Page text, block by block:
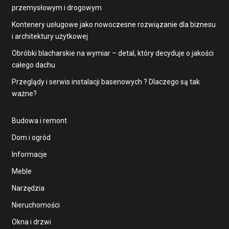
przemysłowym i drogowym
Kontenery usługowe jako nowoczesne rozwiązanie dla biznesu
i architektury użytkowej
Obróbki blacharskie na wymiar – detal, który decyduje o jakości
całego dachu
Przeglądy i serwis instalacji basenowych ? Dlaczego są tak
ważne?
Budowa i remont
Dom i ogród
Informacje
Meble
Narzędzia
Nieruchomości
Okna i drzwi